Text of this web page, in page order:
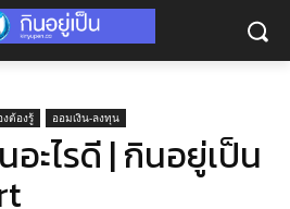
งต้องรู้ ออมเงิน-ลงทุน
ะไรดี | กินอยู่เป็น